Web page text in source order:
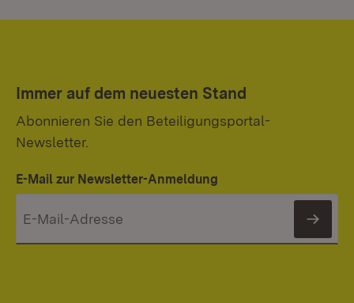
Immer auf dem neuesten Stand
Abonnieren Sie den Beteiligungsportal-
Newsletter.
E-Mail zur Newsletter-Anmeldung